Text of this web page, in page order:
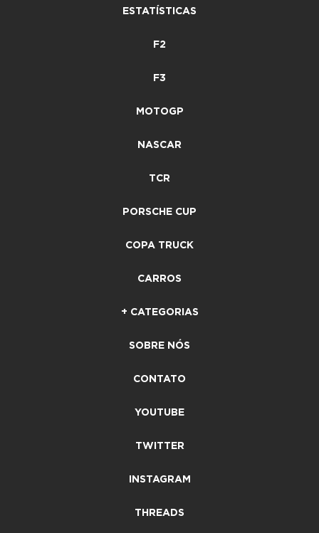
ESTATÍSTICAS
F2
F3
MOTOGP
NASCAR
TCR
PORSCHE CUP
COPA TRUCK
CARROS
+ CATEGORIAS
SOBRE NÓS
CONTATO
YOUTUBE
TWITTER
INSTAGRAM
THREADS